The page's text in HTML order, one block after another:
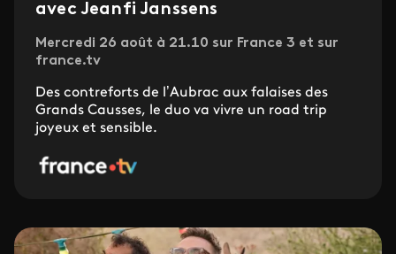
avec Jeanfi Janssens
Mercredi 26 août à 21.10 sur France 3 et sur
france.tv
Des contreforts de l’Aubrac aux falaises des
Grands Causses, le duo va vivre un road trip
joyeux et sensible.